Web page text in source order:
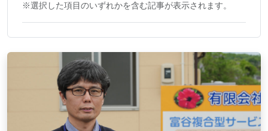
※選択した項目のいずれかを含む記事が表示されます。